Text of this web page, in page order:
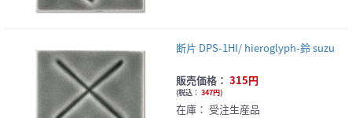
断片 DPS-1HI/ hieroglyph-鈴 suzu
販売価格： 315円
(税込： 347円)
在庫： 受注生産品